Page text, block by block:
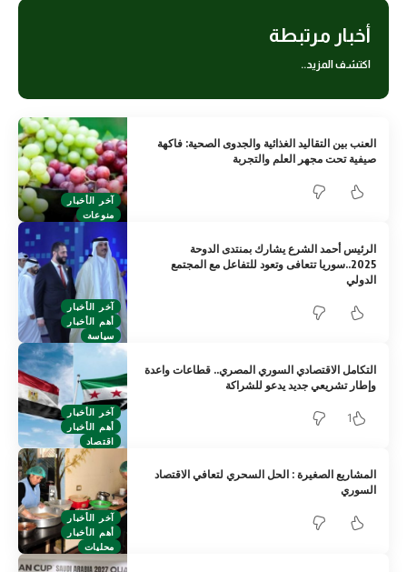
أخبار مرتبطة
اكتشف المزيد..
آخر الأخبار
منوعات
العنب بين التقاليد الغذائية والجدوى الصحية: فاكهة
صيفية تحت مجهر العلم والتجربة
آخر الأخبار
أهم الأخبار
سياسة
الرئيس أحمد الشرع يشارك بمنتدى الدوحة
2025..سوريا تتعافى وتعود للتفاعل مع المجتمع
الدولي
آخر الأخبار
أهم الأخبار
اقتصاد
التكامل الاقتصادي السوري المصري.. قطاعات واعدة
وإطار تشريعي جديد يدعو للشراكة
1
آخر الأخبار
أهم الأخبار
محليات
المشاريع الصغيرة : الحل السحري لتعافي الاقتصاد
السوري